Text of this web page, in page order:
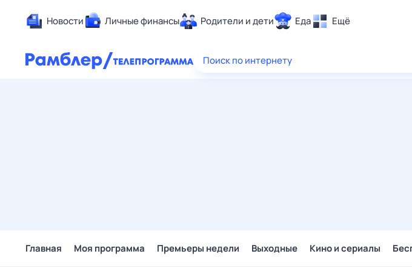
Новости Личные финансы Родители и дети Еда Ещё
Здоровье
Поиск по интернету
Главная Моя программа Премьеры недели Выходные Кино и сериалы